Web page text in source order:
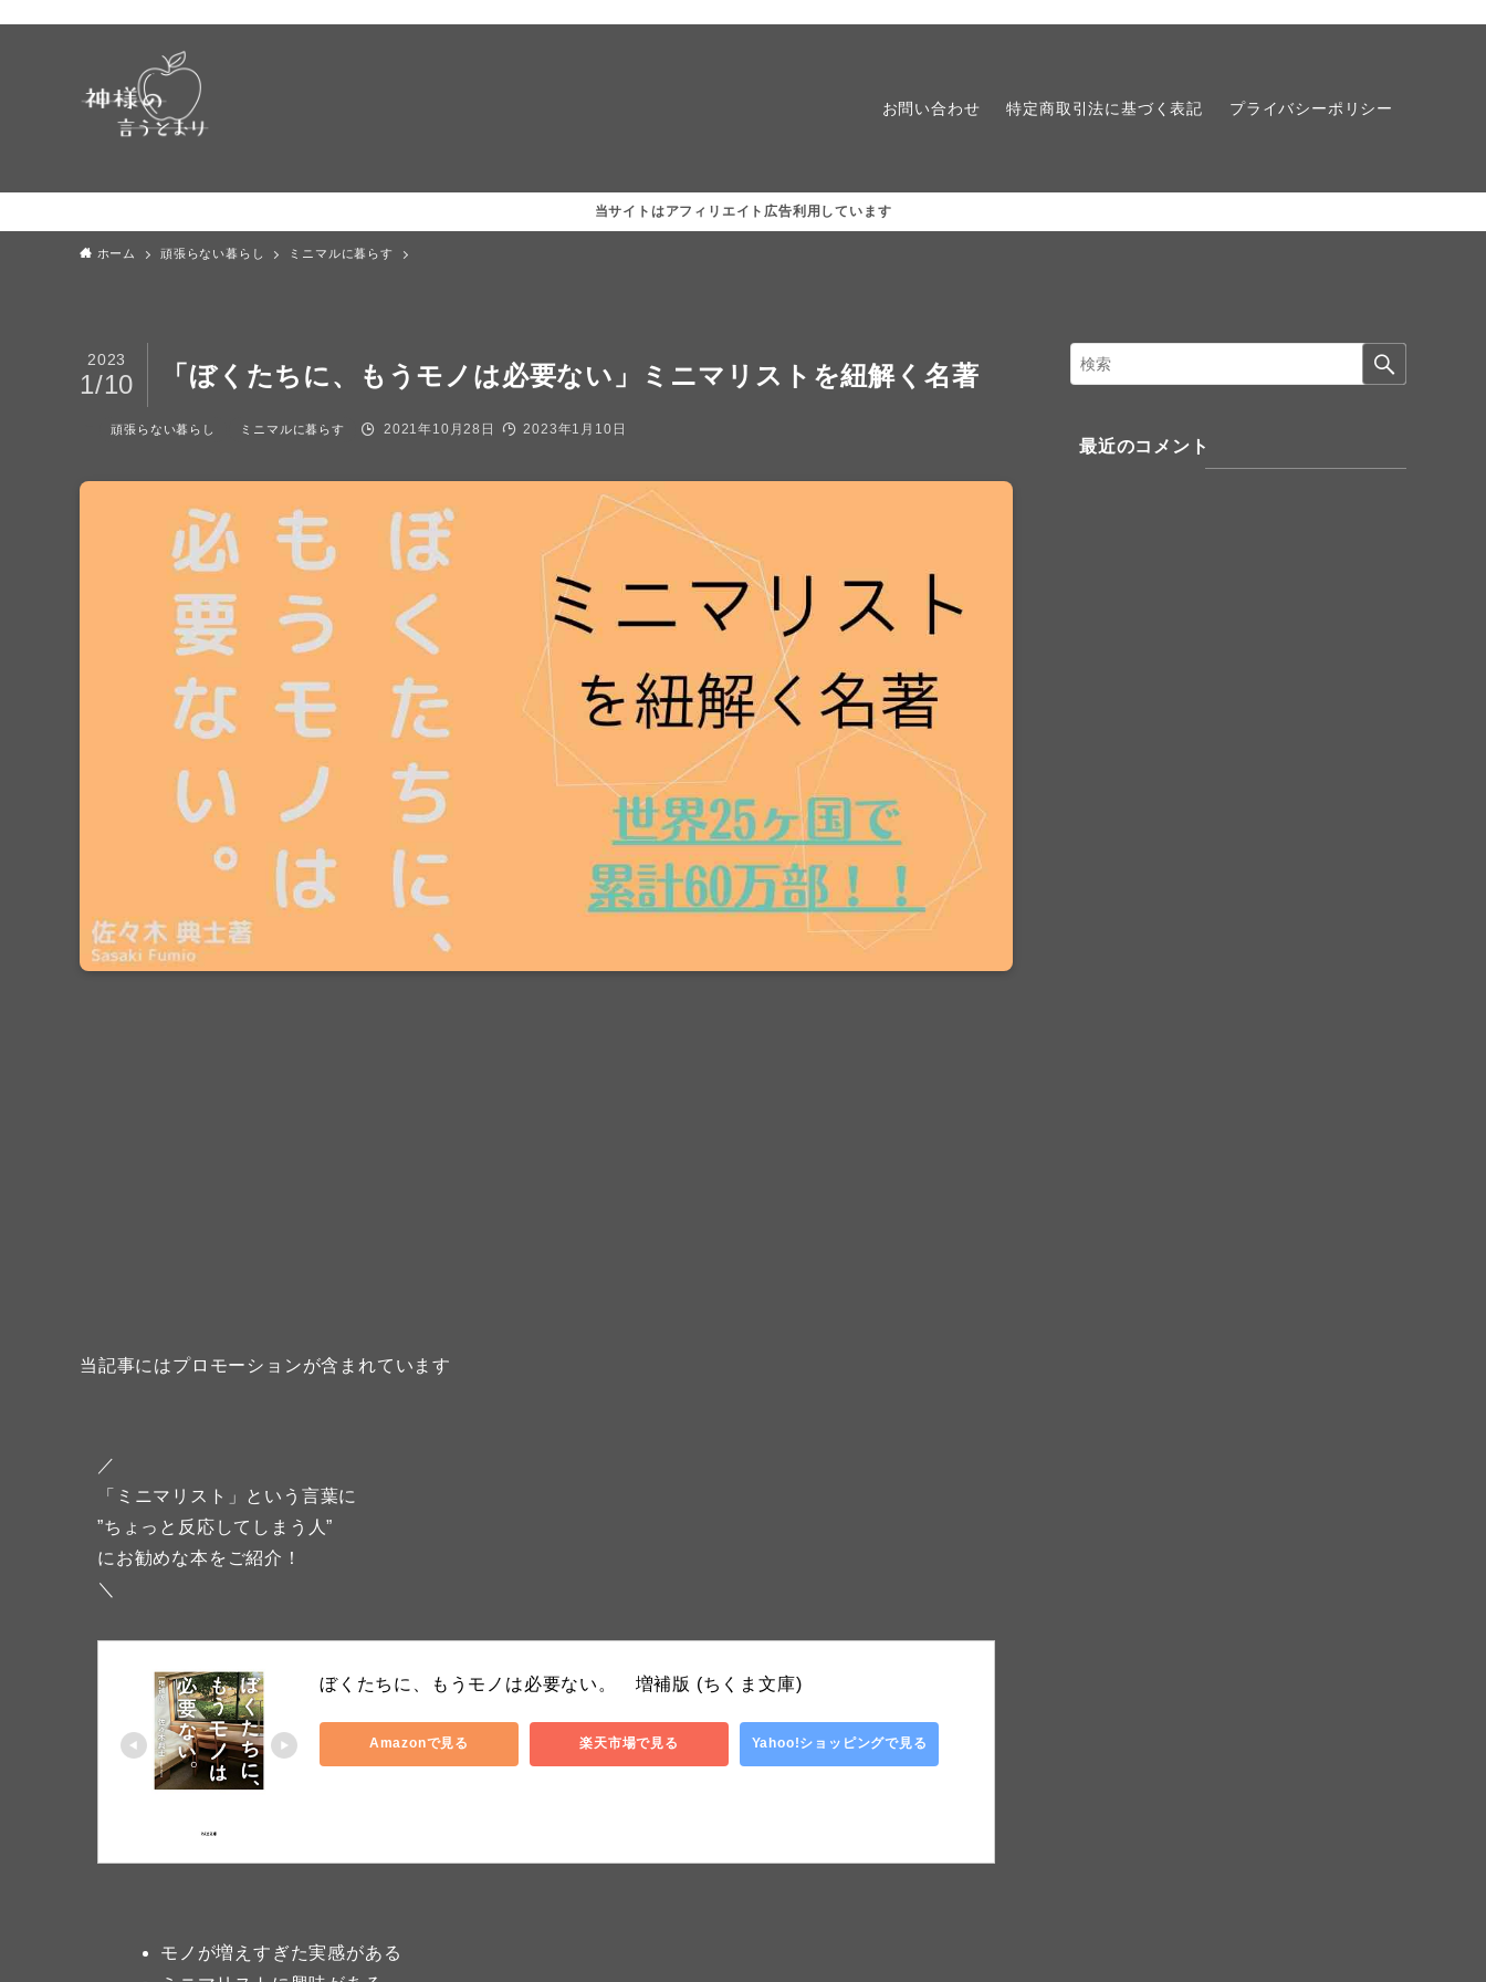
お問い合わせ 特定商取引法に基づく表記 プライバシーポリシー
当サイトはアフィリエイト広告利用しています
ホーム 頑張らない暮らし ミニマルに暮らす
「ぼくたちに、もうモノは必要ない」ミニマリストを紐解く名著
2023
1/10
頑張らない暮らし ミニマルに暮らす 2021年10月28日 2023年1月10日
当記事にはプロモーションが含まれています
／
「ミニマリスト」という言葉に
”ちょっと反応してしまう人”
にお勧めな本をご紹介！
＼
ぼくたちに、もうモノは必要ない。　増補版 (ちくま文庫)
Amazonで見る 楽天市場で見る Yahoo!ショッピングで見る
モノが増えすぎた実感がある
最近のコメント